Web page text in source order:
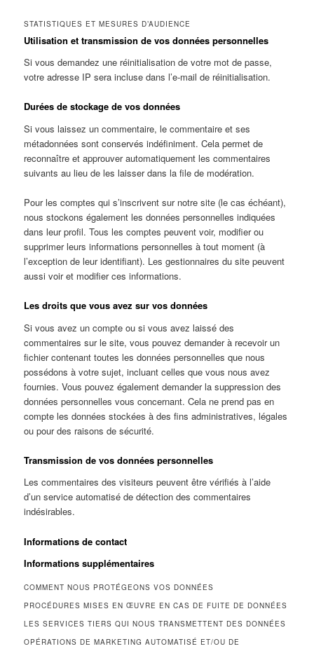
STATISTIQUES ET MESURES D’AUDIENCE
Utilisation et transmission de vos données personnelles
Si vous demandez une réinitialisation de votre mot de passe,
votre adresse IP sera incluse dans l’e-mail de réinitialisation.
Durées de stockage de vos données
Si vous laissez un commentaire, le commentaire et ses
métadonnées sont conservés indéfiniment. Cela permet de
reconnaître et approuver automatiquement les commentaires
suivants au lieu de les laisser dans la file de modération.
Pour les comptes qui s’inscrivent sur notre site (le cas échéant),
nous stockons également les données personnelles indiquées
dans leur profil. Tous les comptes peuvent voir, modifier ou
supprimer leurs informations personnelles à tout moment (à
l’exception de leur identifiant). Les gestionnaires du site peuvent
aussi voir et modifier ces informations.
Les droits que vous avez sur vos données
Si vous avez un compte ou si vous avez laissé des
commentaires sur le site, vous pouvez demander à recevoir un
fichier contenant toutes les données personnelles que nous
possédons à votre sujet, incluant celles que vous nous avez
fournies. Vous pouvez également demander la suppression des
données personnelles vous concernant. Cela ne prend pas en
compte les données stockées à des fins administratives, légales
ou pour des raisons de sécurité.
Transmission de vos données personnelles
Les commentaires des visiteurs peuvent être vérifiés à l’aide
d’un service automatisé de détection des commentaires
indésirables.
Informations de contact
Informations supplémentaires
COMMENT NOUS PROTÉGEONS VOS DONNÉES
PROCÉDURES MISES EN ŒUVRE EN CAS DE FUITE DE DONNÉES
LES SERVICES TIERS QUI NOUS TRANSMETTENT DES DONNÉES
OPÉRATIONS DE MARKETING AUTOMATISÉ ET/OU DE